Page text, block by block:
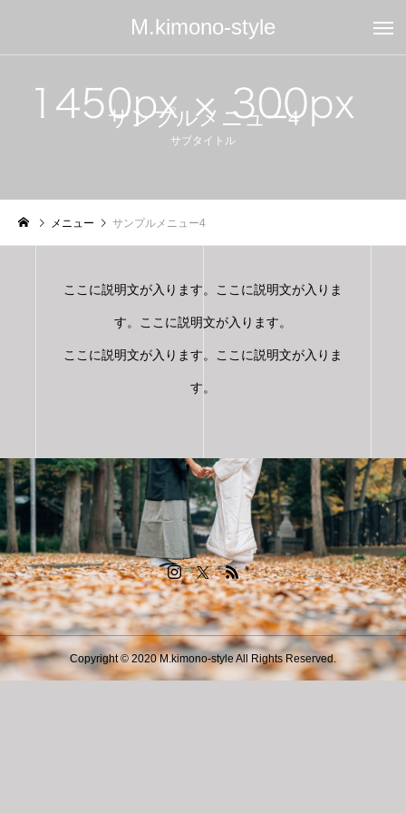
M.kimono-style
サンプルメニュー4
サブタイトル
メニュー サンプルメニュー4
ここに説明文が入ります。ここに説明文が入りま
す。ここに説明文が入ります。
ここに説明文が入ります。ここに説明文が入りま
す。
Copyright © 2020 M.kimono-style All Rights Reserved.